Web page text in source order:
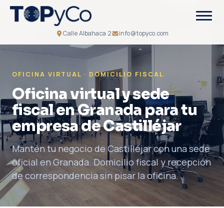
Calle Albahaca 2 info@topyco.com
OFICINA VIRTUAL · DOMICILIO FISCAL
Oficina virtual y sede
fiscal en Granada para tu
empresa de Castilléjar
Mantén tu negocio de Castilléjar con una sede
oficial en Granada. Domicilio fiscal y recepción
de correspondencia sin pisar la oficina.